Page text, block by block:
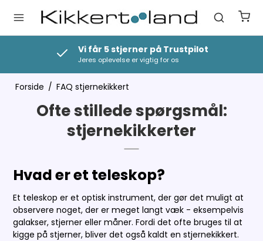
stjerner på Trustpilot
er vigtig for os
Forside / FAQ stjernekikkert
Ofte stillede spørgsmål:
stjernekikkerter
Hvad er et teleskop?
Et teleskop er et optisk instrument, der gør det muligt at
observere noget, der er meget langt væk - eksempelvis
galakser, stjerner eller måner. Fordi det ofte bruges til at
kigge på stjerner, bliver det også kaldt en stjernekikkert.